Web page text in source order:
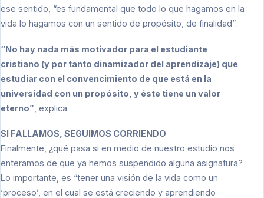
ese sentido, “es fundamental que todo lo que hagamos en la
vida lo hagamos con un sentido de propósito, de finalidad”.
“No hay nada más motivador para el estudiante
cristiano (y por tanto dinamizador del aprendizaje) que
estudiar con el convencimiento de que está en la
universidad con un propósito, y éste tiene un valor
eterno” , explica.
SI FALLAMOS, SEGUIMOS CORRIENDO
Finalmente, ¿qué pasa si en medio de nuestro estudio nos
enteramos de que ya hemos suspendido alguna asignatura?
Lo importante, es “tener una visión de la vida como un
‘proceso’, en el cual se está creciendo y aprendiendo